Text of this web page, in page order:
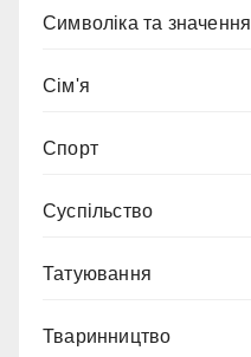
Символіка та значення
Сім'я
Спорт
Суспільство
Татуювання
Тваринництво